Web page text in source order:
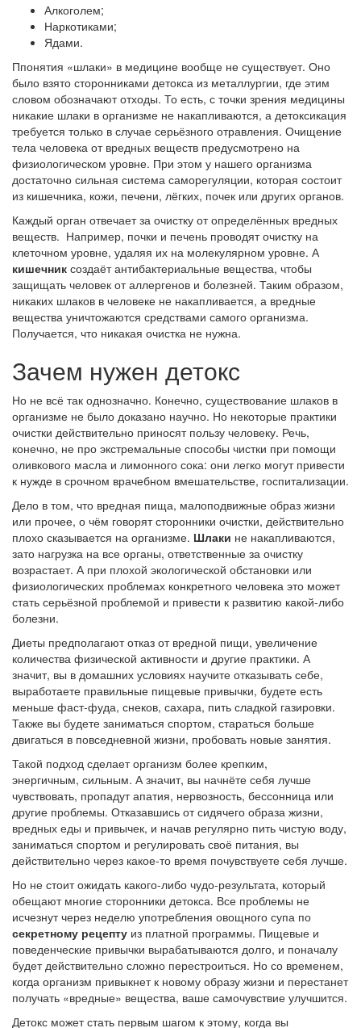
Алкоголем;
Наркотиками;
Ядами.
Ппонятия «шлаки» в медицине вообще не существует. Оно
было взято сторонниками детокса из металлургии, где этим
словом обозначают отходы. То есть, с точки зрения медицины
никакие шлаки в организме не накапливаются, а детоксикация
требуется только в случае серьёзного отравления. Очищение
тела человека от вредных веществ предусмотрено на
физиологическом уровне. При этом у нашего организма
достаточно сильная система саморегуляции, которая состоит
из кишечника, кожи, печени, лёгких, почек или других органов.
Каждый орган отвечает за очистку от определённых вредных
веществ. Например, почки и печень проводят очистку на
клеточном уровне, удаляя их на молекулярном уровне. А
кишечник создаёт антибактериальные вещества, чтобы
защищать человек от аллергенов и болезней. Таким образом,
никаких шлаков в человеке не накапливается, а вредные
вещества уничтожаются средствами самого организма.
Получается, что никакая очистка не нужна.
Зачем нужен детокс
Но не всё так однозначно. Конечно, существование шлаков в
организме не было доказано научно. Но некоторые практики
очистки действительно приносят пользу человеку. Речь,
конечно, не про экстремальные способы чистки при помощи
оливкового масла и лимонного сока: они легко могут привести
к нужде в срочном врачебном вмешательстве, госпитализации.
Дело в том, что вредная пища, малоподвижные образ жизни
или прочее, о чём говорят сторонники очистки, действительно
плохо сказывается на организме. Шлаки не накапливаются,
зато нагрузка на все органы, ответственные за очистку
возрастает. А при плохой экологической обстановки или
физиологических проблемах конкретного человека это может
стать серьёзной проблемой и привести к развитию какой-либо
болезни.
Диеты предполагают отказ от вредной пищи, увеличение
количества физической активности и другие практики. А
значит, вы в домашних условиях научите отказывать себе,
выработаете правильные пищевые привычки, будете есть
меньше фаст-фуда, снеков, сахара, пить сладкой газировки.
Также вы будете заниматься спортом, стараться больше
двигаться в повседневной жизни, пробовать новые занятия.
Такой подход сделает организм более крепким,
энергичным, сильным. А значит, вы начнёте себя лучше
чувствовать, пропадут апатия, нервозность, бессонница или
другие проблемы. Отказавшись от сидячего образа жизни,
вредных еды и привычек, и начав регулярно пить чистую воду,
заниматься спортом и регулировать своё питания, вы
действительно через какое-то время почувствуете себя лучше.
Но не стоит ожидать какого-либо чудо-результата, который
обещают многие сторонники детокса. Все проблемы не
исчезнут через неделю употребления овощного супа по
секретному рецепту из платной программы. Пищевые и
поведенческие привычки вырабатываются долго, и поначалу
будет действительно сложно перестроиться. Но со временем,
когда организм привыкнет к новому образу жизни и перестанет
получать «вредные» вещества, ваше самочувствие улучшится.
Детокс может стать первым шагом к этому, когда вы